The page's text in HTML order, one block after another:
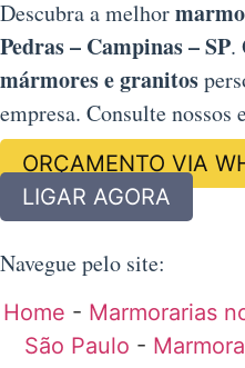
Descubra a melhor
Pedras – Campinas – SP.
mármores e granitos
empresa. Consulte nossos
ORÇAMENTO VIA
LIGAR AGORA
Navegue pelo site:
Home - Marmorarias
São Paulo -